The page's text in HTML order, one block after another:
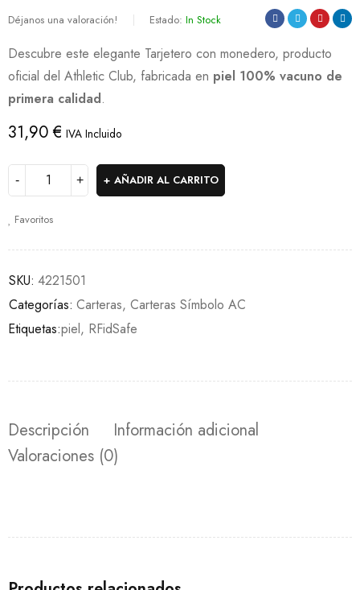
Déjanos una valoración! Estado: In Stock
Descubre este elegante Tarjetero con monedero, producto
oficial del Athletic Club, fabricada en piel 100% vacuno de
primera calidad.
31,90€ IVA Incluido
AÑADIR AL CARRITO
Favoritos
SKU: 4221501
Categorías: Carteras, Carteras Símbolo AC
Etiquetas:piel, RFidSafe
Descripción
Información adicional
Valoraciones (0)